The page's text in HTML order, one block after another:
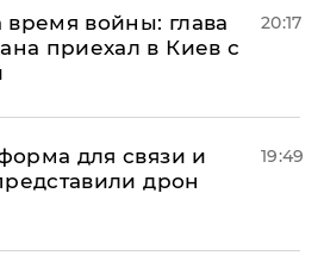
войны: глава
приехал в Киев с
20:17
для связи и
дрон
19:49